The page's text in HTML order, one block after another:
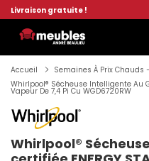
Livraison gratuite !
Accueil
Semaines À Prix Chauds
Whirlpool® Sécheuse Intelligente Au
Vapeur De 7,4 Pi Cu WGD6720RW
Whirlpool®